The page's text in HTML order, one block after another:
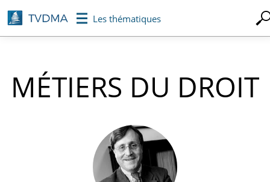
Aller
au
contenu
Les thématiques
MÉTIERS DU DROIT